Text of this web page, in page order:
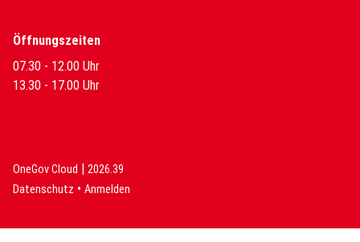
Öffnungszeiten
07.30 - 12.00 Uhr
13.30 - 17.00 Uhr
OneGov Cloud (External Link)
| 2026.39
Datenschutz (External Link)
Anmelden